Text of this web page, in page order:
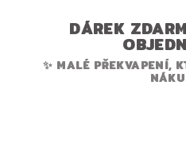
DÁREK
✨ MALÉ PŘEKVAPENÍ,